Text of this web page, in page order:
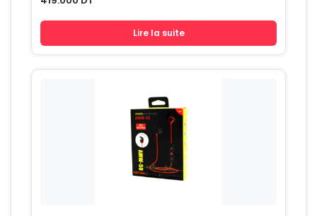
Lire la suite